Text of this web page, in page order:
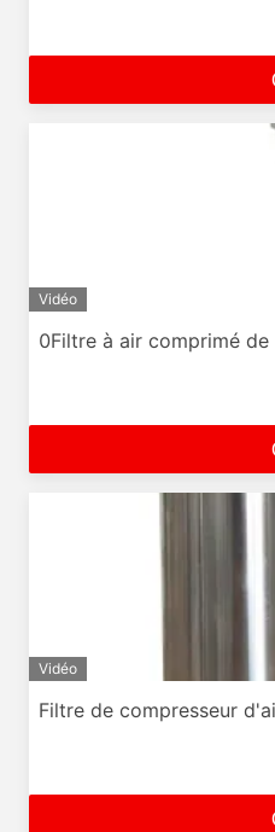
Vidéo
0Filtre à air comprimé
Vidéo
Filtre de compresseur